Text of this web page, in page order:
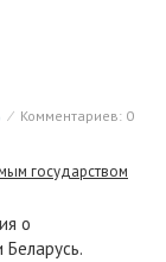
⁄ Комментариев: 0
государством
о
Беларусь.